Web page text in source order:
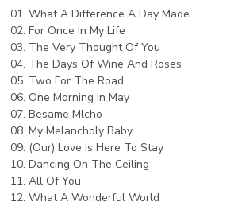
01. What A Difference A Day Made
02. For Once In My Life
03. The Very Thought Of You
04. The Days Of Wine And Roses
05. Two For The Road
06. One Morning In May
07. Besame Mlcho
08. My Melancholy Baby
09. (Our) Love Is Here To Stay
10. Dancing On The Ceiling
11. All Of You
12. What A Wonderful World